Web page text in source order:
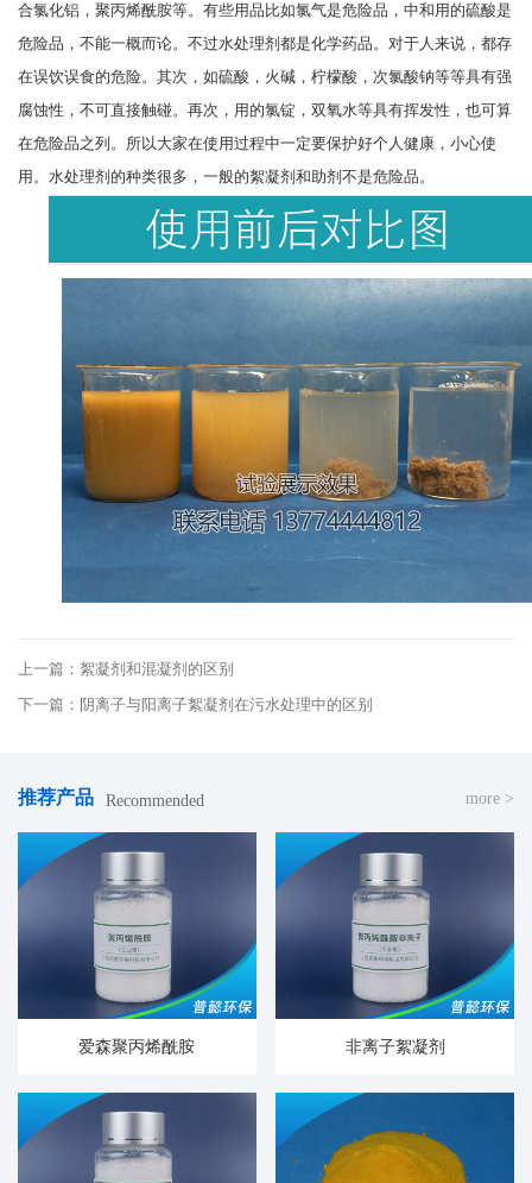
合氯化铝，聚丙烯酰胺等。有些用品比如氯气是危险品，中和用的硫酸是
危险品，不能一概而论。不过水处理剂都是化学药品。对于人来说，都存
在误饮误食的危险。其次，如硫酸，火碱，柠檬酸，次氯酸钠等等具有强
腐蚀性，不可直接触碰。再次，用的氯锭，双氧水等具有挥发性，也可算
在危险品之列。所以大家在使用过程中一定要保护好个人健康，小心使
用。水处理剂的种类很多，一般的絮凝剂和助剂不是危险品。
上一篇：絮凝剂和混凝剂的区别
下一篇：阴离子与阳离子絮凝剂在污水处理中的区别
推荐产品 Recommended more >
爱森聚丙烯酰胺 非离子絮凝剂